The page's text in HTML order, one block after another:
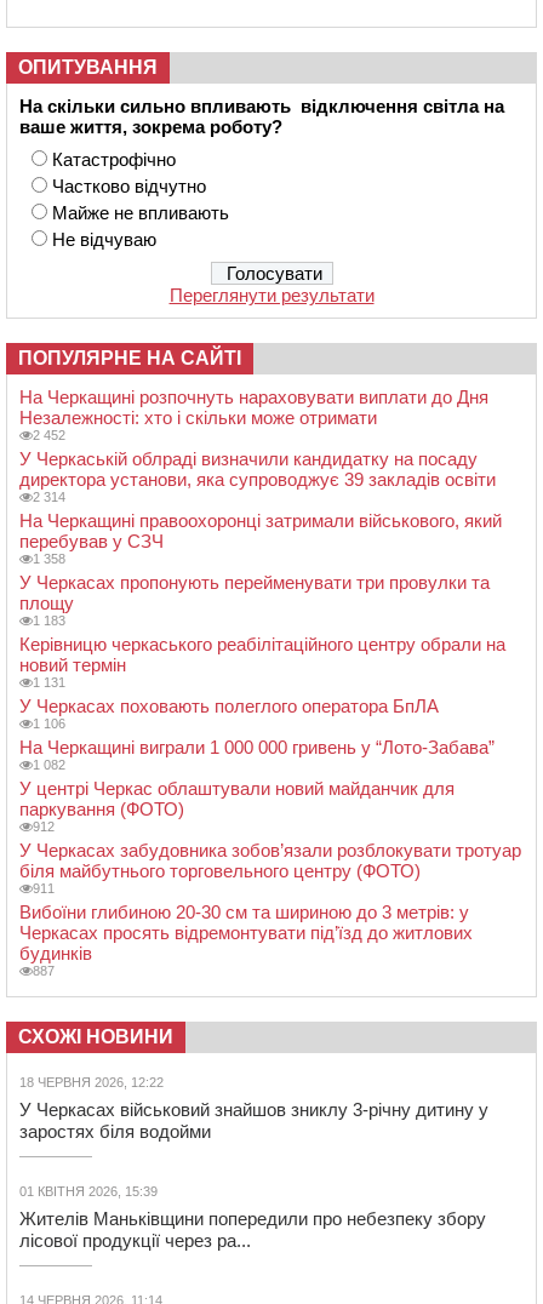
ОПИТУВАННЯ
На скільки сильно впливають відключення світла на
ваше життя, зокрема роботу?
Катастрофічно
Частково відчутно
Майже не впливають
Не відчуваю
Переглянути результати
ПОПУЛЯРНЕ НА САЙТІ
На Черкащині розпочнуть нараховувати виплати до Дня
Незалежності: хто і скільки може отримати
2 452
У Черкаській облраді визначили кандидатку на посаду
директора установи, яка супроводжує 39 закладів освіти
2 314
На Черкащині правоохоронці затримали військового, який
перебував у СЗЧ
1 358
У Черкасах пропонують перейменувати три провулки та
площу
1 183
Керівницю черкаського реабілітаційного центру обрали на
новий термін
1 131
У Черкасах поховають полеглого оператора БпЛА
1 106
На Черкащині виграли 1 000 000 гривень у “Лото-Забава”
1 082
У центрі Черкас облаштували новий майданчик для
паркування (ФОТО)
912
У Черкасах забудовника зобов’язали розблокувати тротуар
біля майбутнього торговельного центру (ФОТО)
911
Вибоїни глибиною 20-30 см та шириною до 3 метрів: у
Черкасах просять відремонтувати під’їзд до житлових
будинків
887
СХОЖІ НОВИНИ
18 ЧЕРВНЯ 2026, 12:22
У Черкасах військовий знайшов зниклу 3-річну дитину у
заростях біля водойми
01 КВІТНЯ 2026, 15:39
Жителів Маньківщини попередили про небезпеку збору
лісової продукції через ра...
14 ЧЕРВНЯ 2026, 11:14